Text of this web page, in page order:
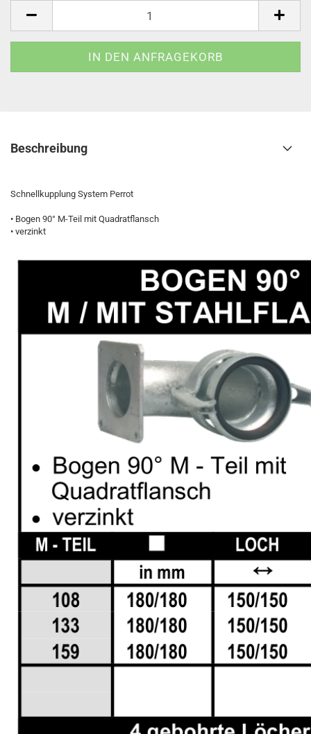
Beschreibung
Schnellkupplung System Perrot
• Bogen 90° M-Teil mit Quadratflansch
• verzinkt